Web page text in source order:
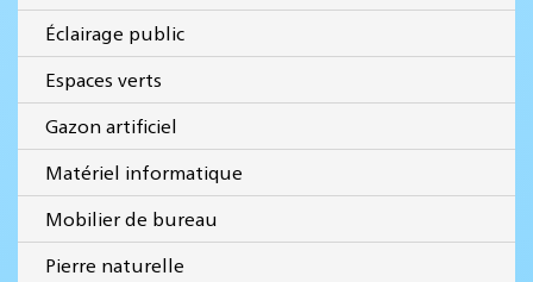
Éclairage public
Espaces verts
Gazon artificiel
Matériel informatique
Mobilier de bureau
Pierre naturelle